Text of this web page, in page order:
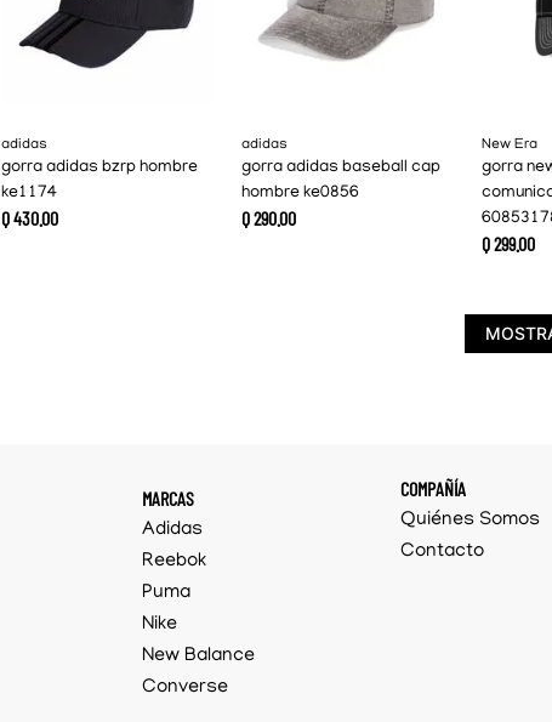
adidas
gorra adidas bzrp hombre
ke1174
Q430.00
adidas
gorra adidas baseball cap
hombre ke0856
Q290.00
New Era
gorra
Q299.00
MARCAS
Adidas
Reebok
Puma
Nike
New Balance
Converse
COMPAÑÍA
Quiénes Somos
Contacto